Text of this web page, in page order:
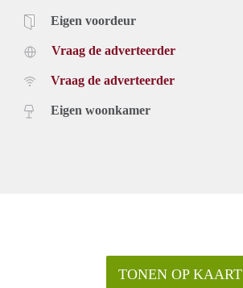
Eigen voordeur
Vraag de adverteerder
Vraag de adverteerder
Eigen woonkamer
TONEN OP KAART